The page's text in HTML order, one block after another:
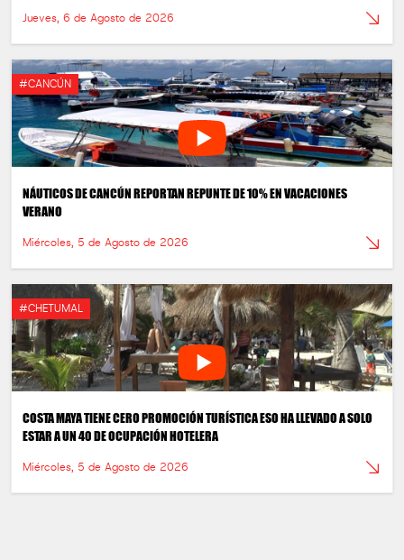
Jueves, 6 de Agosto de 2026
#CANCÚN
NÁUTICOS DE CANCÚN REPORTAN REPUNTE DE 10% EN VACACIONES
VERANO
Miércoles, 5 de Agosto de 2026
#CHETUMAL
COSTA MAYA TIENE CERO PROMOCIÓN TURÍSTICA ESO HA LLEVADO A SOLO
ESTAR A UN 40 DE OCUPACIÓN HOTELERA
Miércoles, 5 de Agosto de 2026